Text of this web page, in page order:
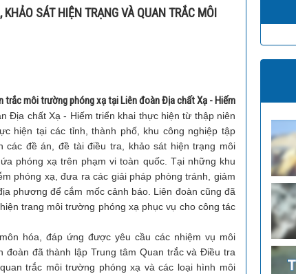
Các
Đề
tài
học
Thông
tư
Quy
định,
quy
chế
Công
văn
bản
khác
SÁT HIỆN TRẠNG VÀ QUAN TRẮC MÔI
trắc môi trường phóng xạ tại Liên đoàn Địa chất Xạ - Hiếm
Địa chất Xạ - Hiếm triển khai thực hiện từ thập niên
hiện tại các tỉnh, thành phố, khu công nghiệp tập
đề án, đề tài điều tra, khảo sát hiện trạng môi
phóng xạ trên phạm vi toàn quốc. Tại những khu
phóng xạ, đưa ra các giải pháp phòng tránh, giảm
phương để cắm mốc cảnh báo. Liên đoàn cũng đã
trang môi trường phóng xạ phục vụ cho công tác
hóa, đáp ứng được yêu cầu các nhiệm vụ môi
đã thành lập Trung tâm Quan trắc và Điều tra
trắc môi trường phóng xạ và các loại hình môi